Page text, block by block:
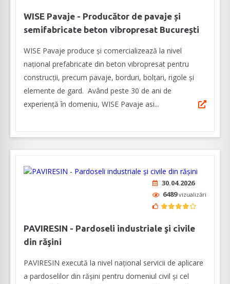
WISE Pavaje - Producător de pavaje și
semifabricate beton vibropresat București
WISE Pavaje produce și comercializează la nivel
național prefabricate din beton vibropresat pentru
construcții, precum pavaje, borduri, bolțari, rigole și
elemente de gard. Având peste 30 de ani de
experiență în domeniu, WISE Pavaje asi...
30.04.2026
6489vizualizări
PAVIRESIN - Pardoseli industriale şi civile
din răşini
PAVIRESIN execută la nivel național servicii de aplicare
a pardoselilor din rășini pentru domeniul civil și cel